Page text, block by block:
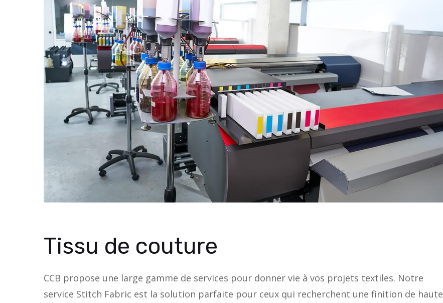
Tissu de couture
CCB propose une large gamme de services pour donner vie à vos projets textiles. Notre
service Stitch Fabric est la solution parfaite pour ceux qui recherchent une finition de haute